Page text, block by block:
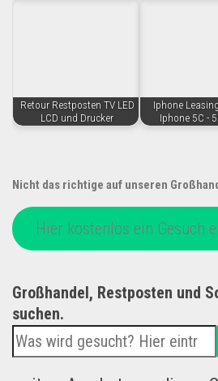
Retour Restposten TV LED
LCD und Drucker
Iphone
Iphone 5C -
Nicht das richtige auf unseren
Hier kostenlos ein Gesuch
Großhandel, Restposten und
suchen.